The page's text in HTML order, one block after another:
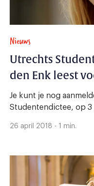
Nieuws
Utrechts
den Enk leest
Je kunt je nog
Studentendictee, op 3
26 april 2018 - 1 min.